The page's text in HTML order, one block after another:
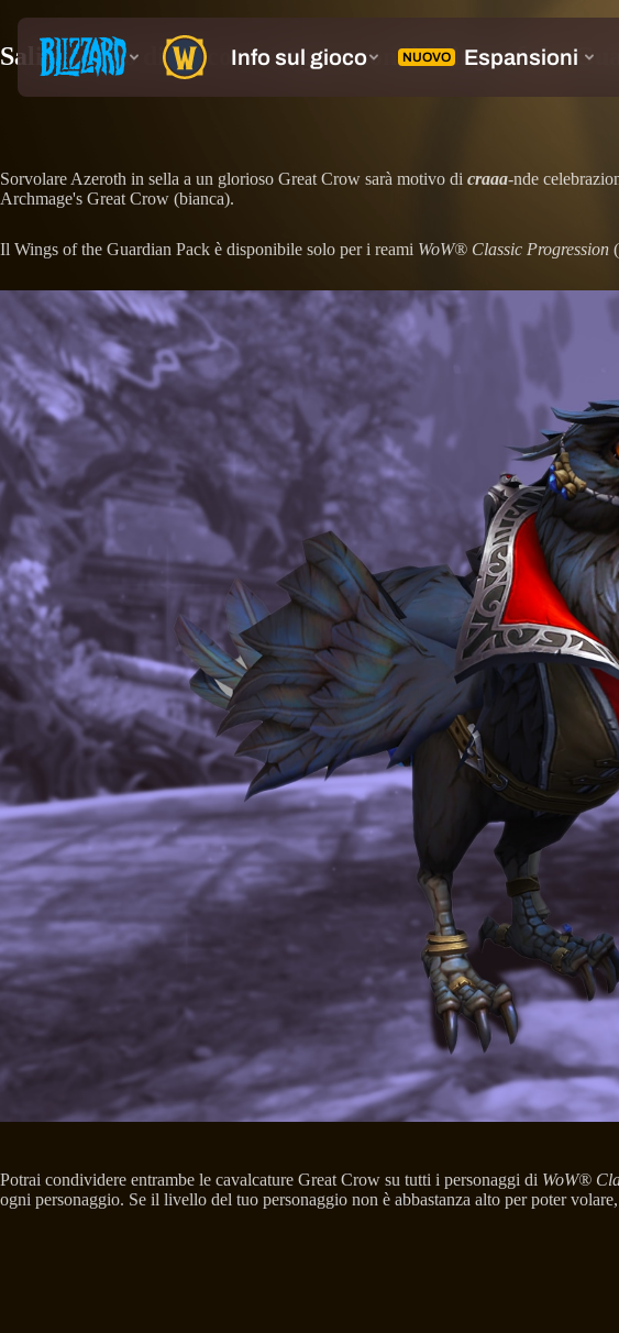
Sali a bordo di un corvo sagace con il Wings of the
Sorvolare Azeroth in sella a un glorioso Great Crow sarà motivo di craaa-nde
Archmage's Great Crow (bianca).
Il Wings of the Guardian Pack è disponibile solo per i reami WoW® Classic Progression
Potrai condividere entrambe le cavalcature Great Crow su tutti i personaggi di WoW®
ogni personaggio. Se il livello del tuo personaggio non è abbastanza alto per poter